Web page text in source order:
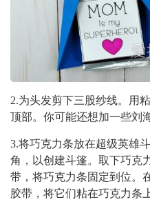
2.为头发剪下三股纱线。用
顶部。你可能还想加一些刘海
3.将巧克力条放在超级英雄
角，以创建斗篷。取下巧克
带，将巧克力条固定到位。
胶带，将它们粘在巧克力条